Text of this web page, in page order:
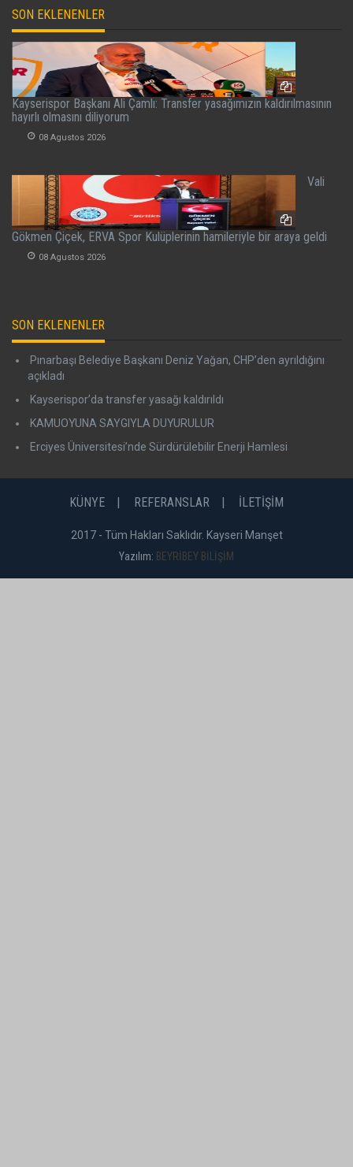
SON EKLENENLER
Kayserispor Başkanı Ali Çamlı: Transfer yasağımızın kaldırılmasının
hayırlı olmasını diliyorum
08 Agustos 2026
Vali
Gökmen Çiçek, ERVA Spor Kulüplerinin hamileriyle bir araya geldi
08 Agustos 2026
SON EKLENENLER
Pınarbaşı Belediye Başkanı Deniz Yağan, CHP’den ayrıldığını
açıkladı
Kayserispor’da transfer yasağı kaldırıldı
KAMUOYUNA SAYGIYLA DUYURULUR
Erciyes Üniversitesi’nde Sürdürülebilir Enerji Hamlesi
KÜNYE REFERANSLAR İLETİŞİM
2017 - Tüm Hakları Saklıdır. Kayseri Manşet
Yazılım: BEYRİBEY BİLİŞİM